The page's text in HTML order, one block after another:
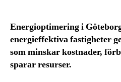
Energioptimering i
energieffektiva fastigheter
som minskar kostnader,
sparar resurser.